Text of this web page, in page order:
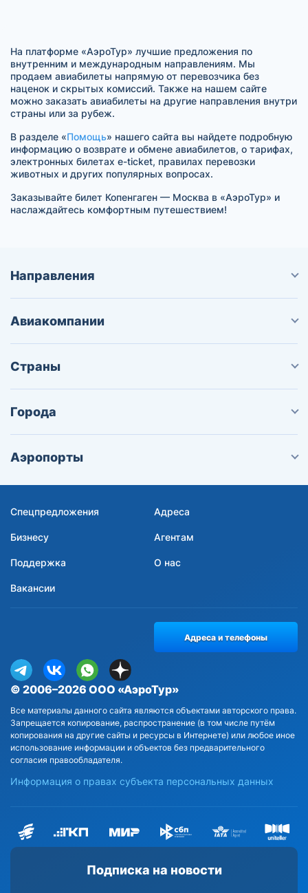
На платформе «АэроТур» лучшие предложения по
внутренним и международным направлениям. Мы
продаем авиабилеты напрямую от перевозчика без
наценок и скрытых комиссий. Также на нашем сайте
можно заказать авиабилеты на другие направления внутри
страны или за рубеж.
В разделе «Помощь» нашего сайта вы найдете подробную
информацию о возврате и обмене авиабилетов, о тарифах,
электронных билетах e-ticket, правилах перевозки
животных и других популярных вопросах.
Заказывайте билет Копенгаген — Москва в «АэроТур» и
наслаждайтесь комфортным путешествием!
Направления
Авиакомпании
Страны
Города
Аэропорты
Спецпредложения Адреса
Бизнесу Агентам
Поддержка О нас
Вакансии
Подписка на новости
© 2006–2026 ООО «АэроТур»
Все материалы данного сайта являются объектами авторского права.
Запрещается копирование, распространение (в том числе путём
копирования на другие сайты и ресурсы в Интернете) или любое иное
использование информации и объектов без предварительного
согласия правообладателя.
Информация о правах субъекта персональных данных
Адреса и телефоны